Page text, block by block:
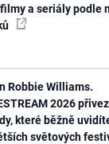
a seriály podle
Robbie Williams.
2026
které běžně
světových